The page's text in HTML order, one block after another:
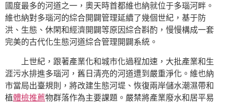
國度最多的河道之一，奧天時首都維也納就位于多瑙河畔。
維也納對多瑙河的綜合開闢管理延續了幾個世紀，基于防
洪、生態、休閑和經濟開闢等原因綜合斟酌，慢慢構成一套
完美的古代化生態河道綜合管理開闢系統。
上世紀，跟著產業化和城市化過程加速，大批產業和生
涯污水排進多瑙河，舊日清亮的河道遭到嚴重淨化。維也納
市當局出臺規則，將改建生態河堤、恢復兩岸儲水潮濕帶和
植體檢推薦物群落作為主要課題。嚴禁將產業廢水和居平易